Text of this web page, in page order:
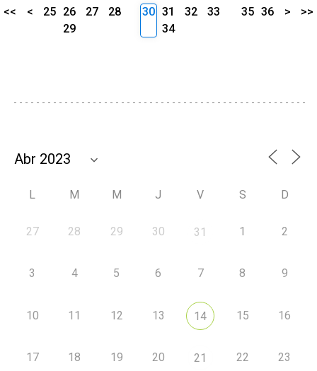
<< < 25 26 27
28
29
30 31 32
33
34
35 36 > >>
L M M J V S D
27 28 29 30 31 1 2
3 4 5 6 7 8 9
10 11 12 13 14 15 16
17 18 19 20 21 22 23